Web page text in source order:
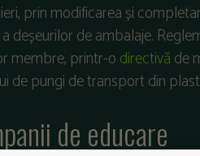
prin modificarea și
deșeurilor de ambalaje.
membre, printr-odirectivăde
de pungi de transport din
de educare